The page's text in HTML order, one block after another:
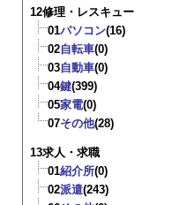
12修理・レスキュー
01パソコン(16)
02自転車(0)
03自動車(0)
04鍵(399)
05家電(0)
07その他(28)
13求人・求職
01紹介所(0)
02派遣(243)